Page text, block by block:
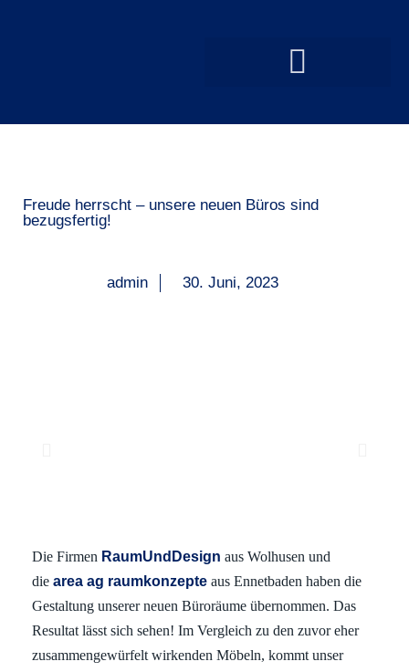
Freude herrscht – unsere neuen Büros sind
bezugsfertig!
admin 30. Juni, 2023
Die Firmen RaumUndDesign aus Wolhusen und
die area ag raumkonzepte aus Ennetbaden haben die
Gestaltung unserer neuen Büroräume übernommen. Das
Resultat lässt sich sehen! Im Vergleich zu den zuvor eher
zusammengewürfelt wirkenden Möbeln, kommt unser